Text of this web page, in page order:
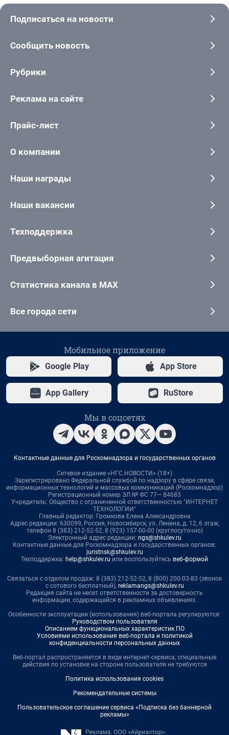
Подписаться на новости
Сообщить новость
Рубрики
Реклама на сайте
Прайс-лист
О компании
Наши награды
Наши вакансии
Техподдержка
Предвыборная агитация
Статистика канала в MAX
Все города сети
Мобильное приложение
Google Play App Store
App Gallery RuStore
Мы в соцсетях
Контактные данные для Роскомнадзора и государственных органов
Сетевое издание «НГС.НОВОСТИ» (18+)
Зарегистрировано Федеральной службой по надзору в сфере связи,
информационных технологий и массовых коммуникаций (Роскомнадзор)
Регистрационный номер ЭЛ № ФС 77— 84683
Учредитель: Общество с ограниченной ответственностью "ИНТЕРНЕТ
ТЕХНОЛОГИИ"
Главный редактор: Громкова Елена Александровна
Адрес редакции: 630099, Россия, Новосибирск, ул. Ленина, д. 12, 6 этаж,
телефон 8 (383) 212-52-52, 8 (923) 157-00-00 (круглосуточно)
Электронный адрес редакции: ngs@shkulev.ru
Контактные данные для Роскомнадзора и государственных органов:
juristnsk@shkulev.ru
Техподдержка: help@shkulev.ru или воспользуйтесь веб-формой
Связаться с отделом продаж: 8 (383) 212-52-52, 8 (800) 200-03-83 (звонок
с сотового бесплатный), reklamangs@shkulev.ru
Редакция сайта не несет ответственности за достоверность
информации, содержащейся в рекламных объявлениях.
Особенности эксплуатации (использования) веб-портала регулируются:
Руководством пользователя
Описанием функциональных характеристик ПО
Условиями использования веб-портала и политикой
конфиденциальности персональных данных
Веб-портал распространяется в виде интернет-сервиса, специальные
действия по установке на стороне пользователя не требуются
Политика использования cookies
Рекомендательные системы
Пользовательское соглашение сервиса «Подписка без баннерной
рекламы»